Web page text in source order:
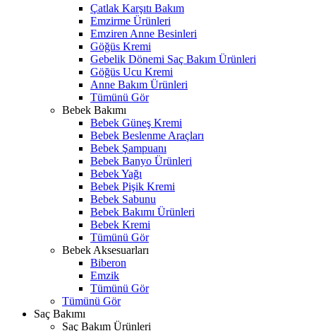
Çatlak Karşıtı Bakım
Emzirme Ürünleri
Emziren Anne Besinleri
Göğüs Kremi
Gebelik Dönemi Saç Bakım Ürünleri
Göğüs Ucu Kremi
Anne Bakım Ürünleri
Tümünü Gör
Bebek Bakımı
Bebek Güneş Kremi
Bebek Beslenme Araçları
Bebek Şampuanı
Bebek Banyo Ürünleri
Bebek Yağı
Bebek Pişik Kremi
Bebek Sabunu
Bebek Bakımı Ürünleri
Bebek Kremi
Tümünü Gör
Bebek Aksesuarları
Biberon
Emzik
Tümünü Gör
Tümünü Gör
Saç Bakımı
Saç Bakım Ürünleri